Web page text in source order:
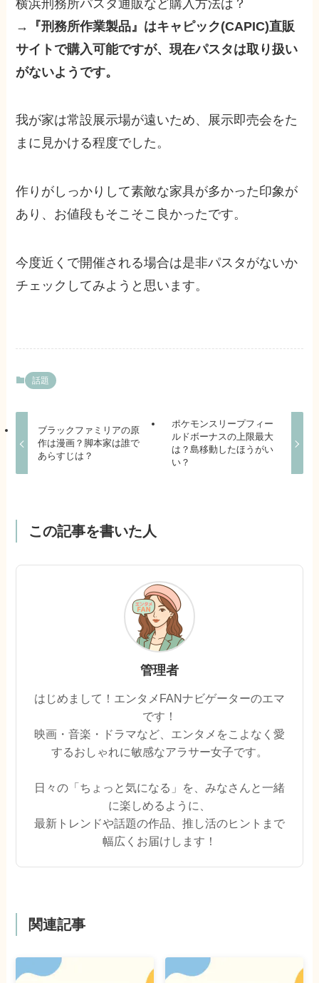
横浜刑務所パスタ通販など購入方法は？
→
『刑務所作業製品』はキャピック(CAPIC)直販
サイトで購入可能ですが、現在パスタは取り扱い
がないようです。
我が家は常設展示場が遠いため、展示即売会をた
まに見かける程度でした。
作りがしっかりして素敵な家具が多かった印象が
あり、お値段もそこそこ良かったです。
今度近くで開催される場合は是非パスタがないか
チェックしてみようと思います。
話題
ブラックファミリアの原
作は漫画？脚本家は誰で
あらすじは？
ポケモンスリープフィー
ルドボーナスの上限最大
は？島移動したほうがい
い？
この記事を書いた人
管理者
はじめまして！エンタメFANナビゲーターのエマ
です！
映画・音楽・ドラマなど、エンタメをこよなく愛
するおしゃれに敏感なアラサー女子です。
日々の「ちょっと気になる」を、みなさんと一緒
に楽しめるように、
最新トレンドや話題の作品、推し活のヒントまで
幅広くお届けします！
関連記事